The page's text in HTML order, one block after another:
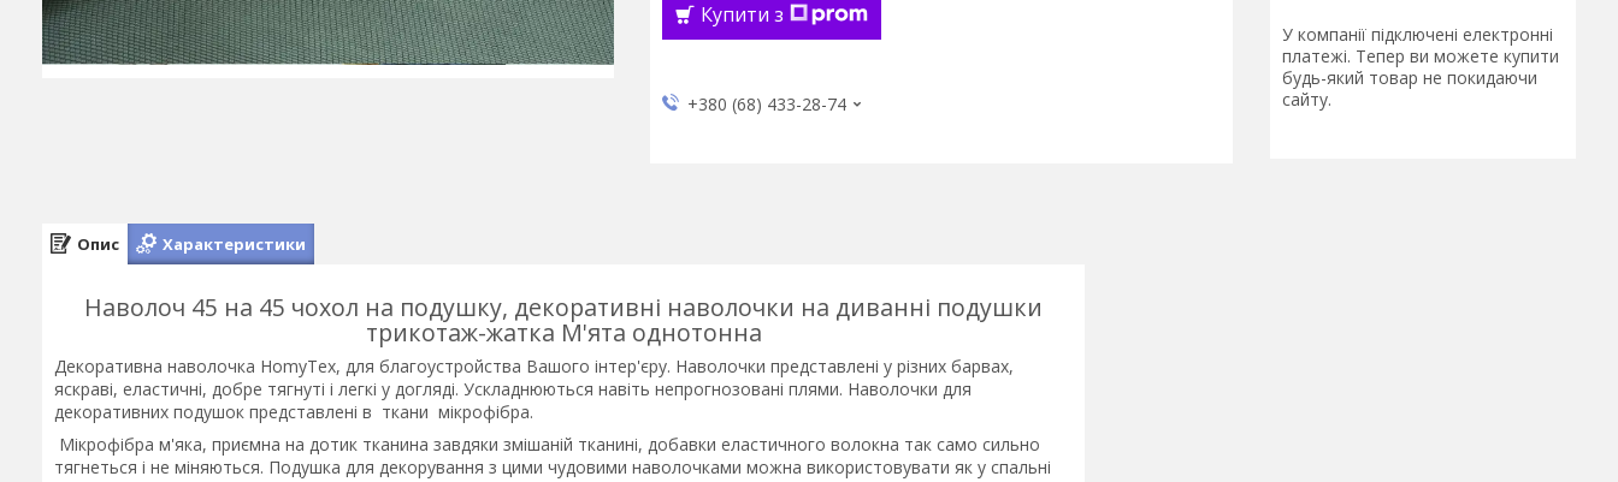
Купити з
+380 (68) 433-28-74
У компанії підключені електронні
платежі. Тепер ви можете купити
будь-який товар не покидаючи
сайту.
Опис Характеристики
Наволоч 45 на 45 чохол на подушку, декоративні наволочки на диванні подушки
трикотаж-жатка М'ята однотонна
Декоративна наволочка HomyTex, для благоустройства Вашого інтер'єру. Наволочки представлені у різних барвах,
яскраві, еластичні, добре тягнуті і легкі у догляді. Ускладнюються навіть непрогнозовані плями. Наволочки для
декоративних подушок представлені в ткани мікрофібра.
Мікрофібра м'яка, приємна на дотик тканина завдяки змішаній тканині, добавки еластичного волокна так само сильно
тягнеться і не міняються. Подушка для декорування з цими чудовими наволочками можна використовувати як у спальні